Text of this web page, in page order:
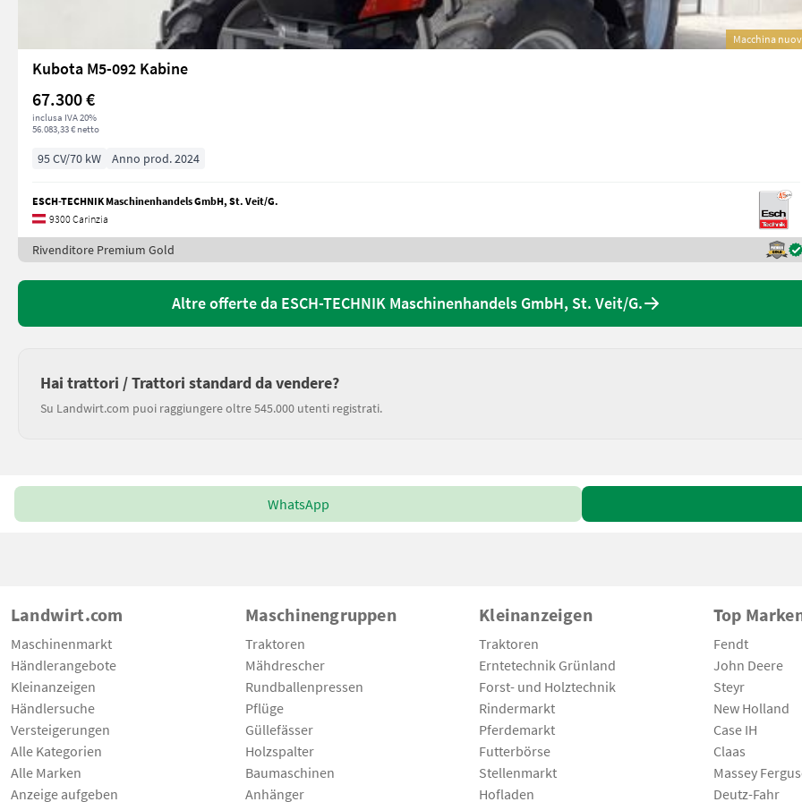
Macchina
Kubota M5-092 Kabine
67.300 €
inclusa IVA 20%
56.083,33 € netto
95 CV/70 kW Anno prod. 2024
ESCH-TECHNIK Maschinenhandels GmbH, St. Veit/G.
9300 Carinzia
Rivenditore Premium Gold
Altre offerte da ESCH-TECHNIK Maschinenhandels GmbH, St. Veit/G.
Hai trattori / Trattori standard da vendere?
Su Landwirt.com puoi raggiungere oltre 545.000 utenti registrati.
WhatsApp
Landwirt.com
Maschinenmarkt
Händlerangebote
Kleinanzeigen
Händlersuche
Versteigerungen
Alle Kategorien
Alle Marken
Anzeige aufgeben
Maschinengruppen
Traktoren
Mähdrescher
Rundballenpressen
Pflüge
Güllefässer
Holzspalter
Baumaschinen
Anhänger
Kleinanzeigen
Traktoren
Erntetechnik Grünland
Forst- und Holztechnik
Rindermarkt
Pferdemarkt
Futterbörse
Stellenmarkt
Hofladen
Top
Fendt
John Deere
Steyr
New Holland
Case IH
Claas
Massey
Deutz-Fahr